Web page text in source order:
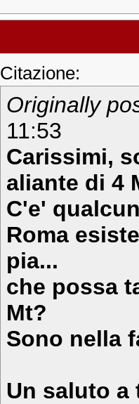
Citazione:
Originally
11:53
Carissimi,
aliante di 4
C'e'
Roma
pia...
che possa
Mt?
Sono nella
Un saluto a